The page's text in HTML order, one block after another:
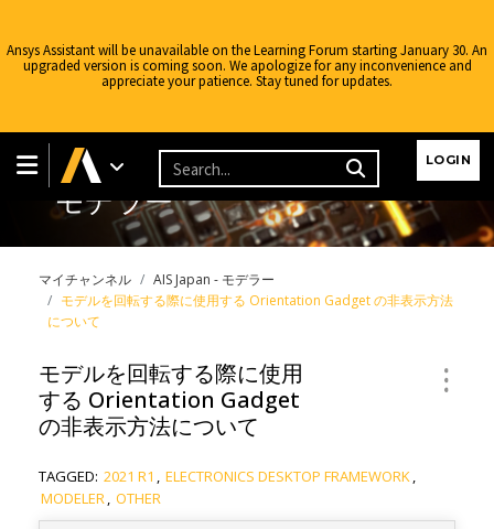
Ansys Assistant will be unavailable on the Learning Forum starting January 30. An
upgraded version is coming soon. We apologize for any inconvenience and
appreciate your patience. Stay tuned for updates.
LOGIN
モデラー
マイチャンネル
AIS Japan - モデラー
モデルを回転する際に使用する Orientation Gadget の非表示方法
について
モデルを回転する際に使用
する Orientation Gadget
の非表示方法について
TAGGED: 2021 R1 , ELECTRONICS DESKTOP FRAMEWORK,
MODELER, OTHER